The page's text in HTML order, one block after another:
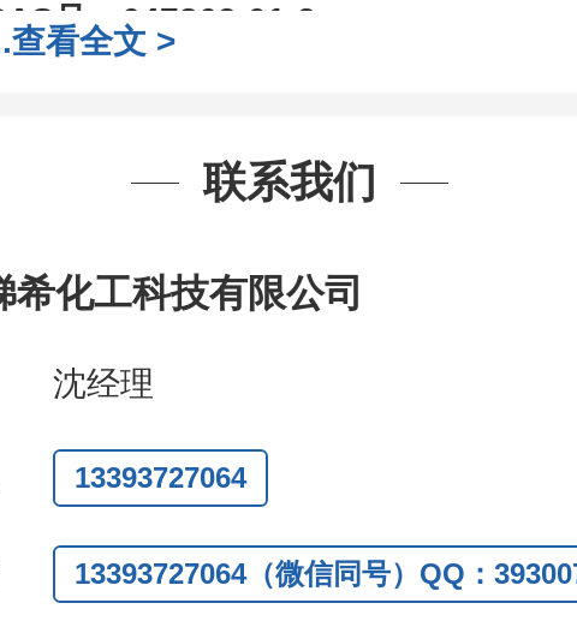
号： 647863-01-2
;5g ;10g可根据客户需求进行
工作中有用到的试剂
,全额退款,并承担所有运费。
话 :0371-63377391/13393727064
信 :13393727064
查看全文 >
联系我们
希化工科技有限公司
沈经理
13393727064
13393727064（微信同号）QQ：